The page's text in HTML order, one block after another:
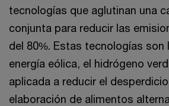
tecnologías que aglutinan una
conjunta para reducir las
del 80%. Estas tecnologías son
energía eólica, el hidrógeno
aplicada a reducir el
elaboración de alimentos